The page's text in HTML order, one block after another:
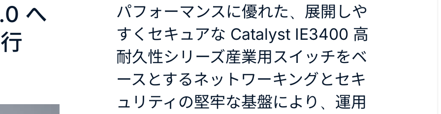
へ
パフォーマンスに優れた、展開しや
すくセキュアな Catalyst IE3400 高
耐久性シリーズ産業用スイッチをベ
ースとするネットワーキングとセキ
ュリティの堅牢な基盤により、運用